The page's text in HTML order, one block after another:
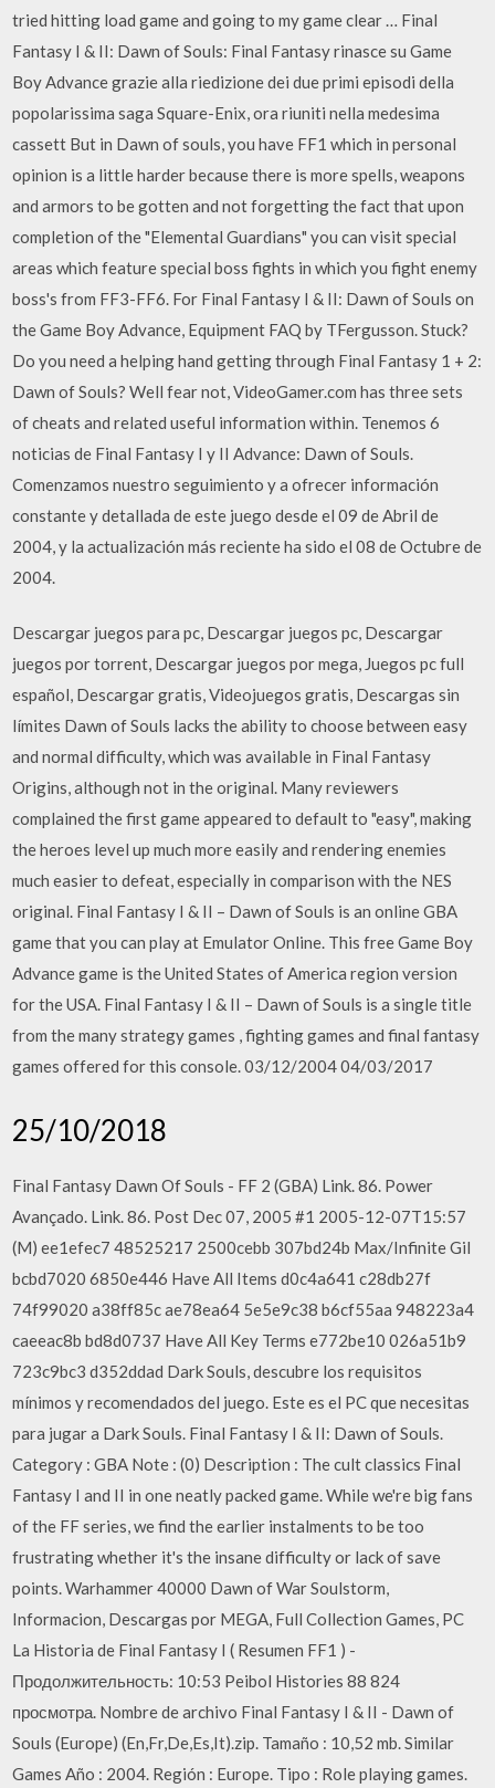
tried hitting load game and going to my game clear … Final
Fantasy I & II: Dawn of Souls: Final Fantasy rinasce su Game
Boy Advance grazie alla riedizione dei due primi episodi della
popolarissima saga Square-Enix, ora riuniti nella medesima
cassett But in Dawn of souls, you have FF1 which in personal
opinion is a little harder because there is more spells, weapons
and armors to be gotten and not forgetting the fact that upon
completion of the "Elemental Guardians" you can visit special
areas which feature special boss fights in which you fight enemy
boss's from FF3-FF6. For Final Fantasy I & II: Dawn of Souls on
the Game Boy Advance, Equipment FAQ by TFergusson. Stuck?
Do you need a helping hand getting through Final Fantasy 1 + 2:
Dawn of Souls? Well fear not, VideoGamer.com has three sets
of cheats and related useful information within. Tenemos 6
noticias de Final Fantasy I y II Advance: Dawn of Souls.
Comenzamos nuestro seguimiento y a ofrecer información
constante y detallada de este juego desde el 09 de Abril de
2004, y la actualización más reciente ha sido el 08 de Octubre de
2004.
Descargar juegos para pc, Descargar juegos pc, Descargar
juegos por torrent, Descargar juegos por mega, Juegos pc full
español, Descargar gratis, Videojuegos gratis, Descargas sin
límites Dawn of Souls lacks the ability to choose between easy
and normal difficulty, which was available in Final Fantasy
Origins, although not in the original. Many reviewers
complained the first game appeared to default to "easy", making
the heroes level up much more easily and rendering enemies
much easier to defeat, especially in comparison with the NES
original. Final Fantasy I & II – Dawn of Souls is an online GBA
game that you can play at Emulator Online. This free Game Boy
Advance game is the United States of America region version
for the USA. Final Fantasy I & II – Dawn of Souls is a single title
from the many strategy games , fighting games and final fantasy
games offered for this console. 03/12/2004 04/03/2017
25/10/2018
Final Fantasy Dawn Of Souls - FF 2 (GBA) Link. 86. Power
Avançado. Link. 86. Post Dec 07, 2005 #1 2005-12-07T15:57
(M) ee1efec7 48525217 2500cebb 307bd24b Max/Infinite Gil
bcbd7020 6850e446 Have All Items d0c4a641 c28db27f
74f99020 a38ff85c ae78ea64 5e5e9c38 b6cf55aa 948223a4
caeeac8b bd8d0737 Have All Key Terms e772be10 026a51b9
723c9bc3 d352ddad Dark Souls, descubre los requisitos
mínimos y recomendados del juego. Este es el PC que necesitas
para jugar a Dark Souls. Final Fantasy I & II: Dawn of Souls.
Category : GBA Note : (0) Description : The cult classics Final
Fantasy I and II in one neatly packed game. While we're big fans
of the FF series, we find the earlier instalments to be too
frustrating whether it's the insane difficulty or lack of save
points. Warhammer 40000 Dawn of War Soulstorm,
Informacion, Descargas por MEGA, Full Collection Games, PC
La Historia de Final Fantasy I ( Resumen FF1 ) -
Продолжительность: 10:53 Peibol Histories 88 824
просмотра. Nombre de archivo Final Fantasy I & II - Dawn of
Souls (Europe) (En,Fr,De,Es,It).zip. Tamaño : 10,52 mb. Similar
Games Año : 2004. Región : Europe. Tipo : Role playing games.